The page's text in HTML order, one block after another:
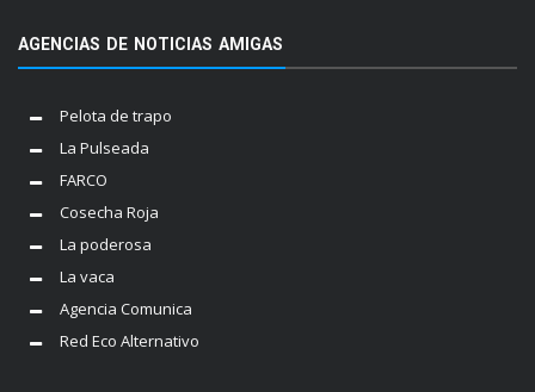
AGENCIAS DE NOTICIAS AMIGAS
Pelota de trapo
La Pulseada
FARCO
Cosecha Roja
La poderosa
La vaca
Agencia Comunica
Red Eco Alternativo